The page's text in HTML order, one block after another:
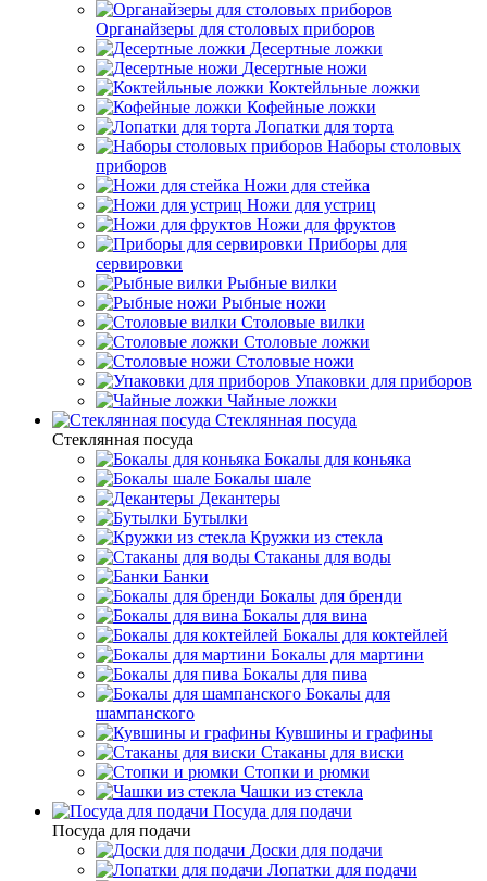
Органайзеры для столовых приборов
Десертные ложки
Десертные ножи
Коктейльные ложки
Кофейные ложки
Лопатки для торта
Наборы столовых
приборов
Ножи для стейка
Ножи для устриц
Ножи для фруктов
Приборы для
сервировки
Рыбные вилки
Рыбные ножи
Столовые вилки
Столовые ложки
Столовые ножи
Упаковки для приборов
Чайные ложки
Стеклянная посуда
Стеклянная посуда
Бокалы для коньяка
Бокалы шале
Декантеры
Бутылки
Кружки из стекла
Стаканы для воды
Банки
Бокалы для бренди
Бокалы для вина
Бокалы для коктейлей
Бокалы для мартини
Бокалы для пива
Бокалы для
шампанского
Кувшины и графины
Стаканы для виски
Стопки и рюмки
Чашки из стекла
Посуда для подачи
Посуда для подачи
Доски для подачи
Лопатки для подачи